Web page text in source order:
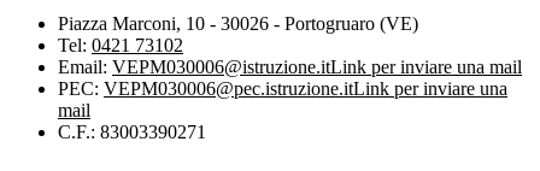
Piazza Marconi, 10 - 30026 - Portogruaro (VE)
Tel: 0421 73102
Email: VEPM030006@istruzione.itLink per inviare una mail
PEC: VEPM030006@pec.istruzione.itLink per inviare una
mail
C.F.: 83003390271